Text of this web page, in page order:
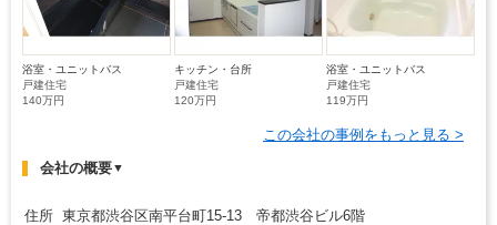
浴室・ユニットバス
戸建住宅
140万円
キッチン・台所
戸建住宅
120万円
浴室・ユニットバス
戸建住宅
119万円
この会社の事例をもっと見る >
会社の概要▼
住所 東京都渋谷区南平台町15-13 帝都渋谷ビル6階